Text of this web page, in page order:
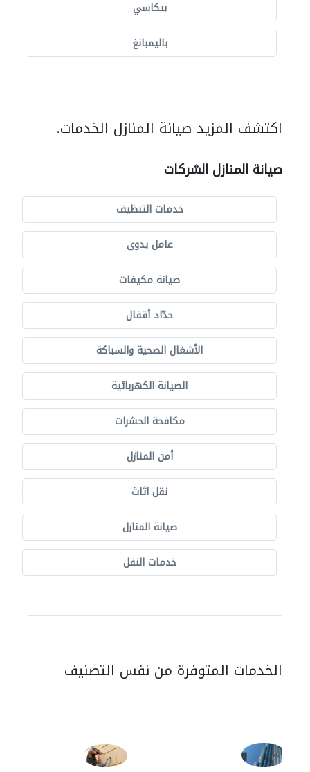
بيكاسي
باليمبانغ
اكتشف المزيد صيانة المنازل الخدمات.
صيانة المنازل الشركات
خدمات التنظيف
عامل يدوي
صيانة مكيفات
حدّاد أقفال
الأشغال الصحية والسباكة
الصيانة الكهربائية
مكافحة الحشرات
أمن المنازل
نقل اثاث
صيانة المنازل
خدمات النقل
الخدمات المتوفرة من نفس التصنيف